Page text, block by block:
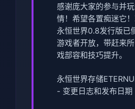
感谢庞大家的参与并
情！希望各置痴迷它！
永恒世界0.8发行版已
游戏者开放，带赶来
戏部容和技巧提升。
永恒世界存储
- 变更日志和发布日期